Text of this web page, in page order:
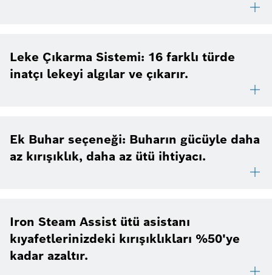
Leke Çıkarma Sistemi: 16 farklı türde
inatçı lekeyi algılar ve çıkarır.
Ek Buhar seçeneği: Buharın gücüyle daha
az kırışıklık, daha az ütü ihtiyacı.
Iron Steam Assist ütü asistanı
kıyafetlerinizdeki kırışıklıkları %50'ye
kadar azaltır.